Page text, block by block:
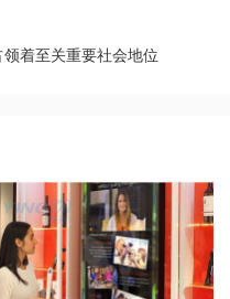
着至关重要社会地位